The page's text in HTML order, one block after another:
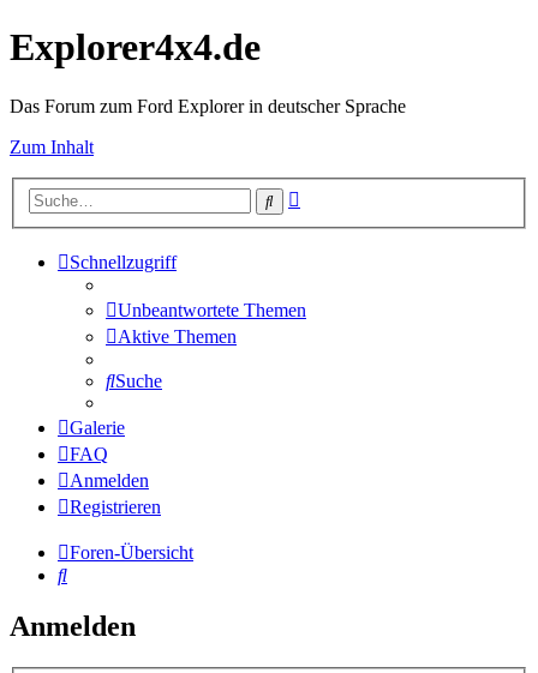
Explorer4x4.de
Das Forum zum Ford Explorer in deutscher Sprache
Zum Inhalt
Suche
Schnellzugriff
Unbeantwortete Themen
Aktive Themen
Suche
Galerie
FAQ
Anmelden
Registrieren
Foren-Übersicht
Suche
Anmelden